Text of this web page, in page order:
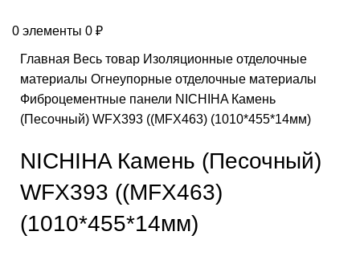
0 элементы 0 ₽
Главная Весь товар Изоляционные отделочные
материалы Огнеупорные отделочные материалы
Фиброцементные панели NICHIHA Камень
(Песочный) WFX393 ((MFX463) (1010*455*14мм)
NICHIHA Камень (Песочный)
WFX393 ((MFX463)
(1010*455*14мм)